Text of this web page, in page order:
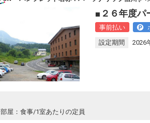
■２６年度パ
事前払い
設定期間
2026
部屋：食事/1室あたりの定員